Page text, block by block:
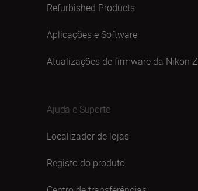
Refurbished Products
Aplicações e Software
Atualizações de firmware da Nikon Z
Ajuda e Suporte
Localizador de lojas
Registo do produto